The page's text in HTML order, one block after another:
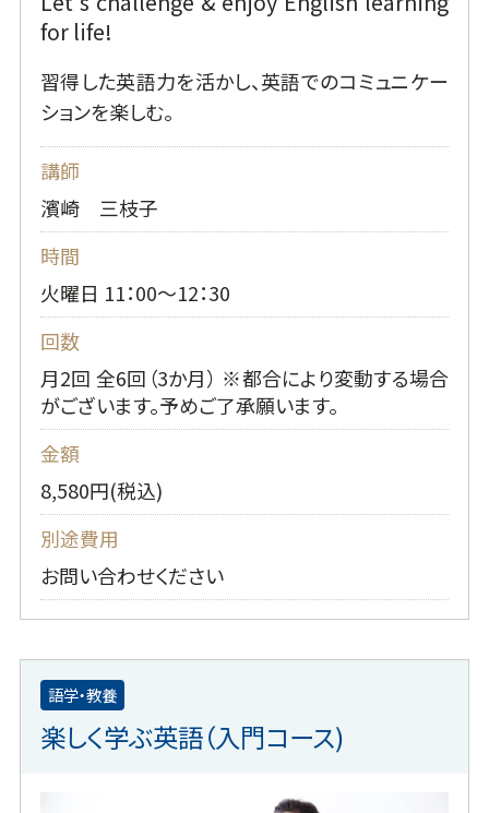
for life!
習得した英語力を活かし、英語でのコミュニケー
ションを楽しむ。
講師
濱崎 三枝子
時間
火曜日 11：00～12：30
回数
月2回 全6回（3か月） ※都合により変動する場合
がございます。予めご了承願います。
金額
8,580円(税込)
別途費用
お問い合わせください
楽しく学ぶ英語（入門コース)
語学・教養